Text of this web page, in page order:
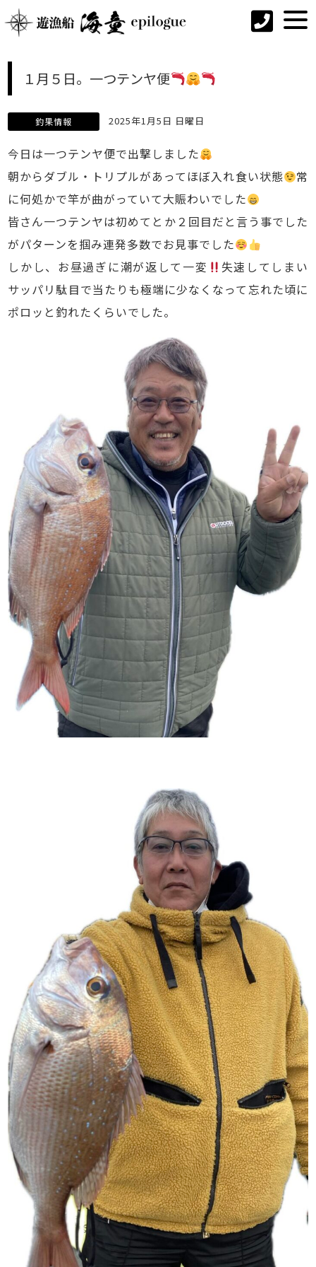
１月５日。一つテンヤ便
釣果情報 2025年1月5日 日曜日
今日は一つテンヤ便で出撃しました
朝からダブル・トリプルがあってほぼ入れ食い状態
常
に何処かで竿が曲がっていて大賑わいでした
皆さん一つテンヤは初めてとか２回目だと言う事でした
がパターンを掴み連発多数でお見事でした
しかし、お昼過ぎに潮が返して一変
失速してしまい
サッパリ駄目で当たりも極端に少なくなって忘れた頃に
ポロッと釣れたくらいでした。